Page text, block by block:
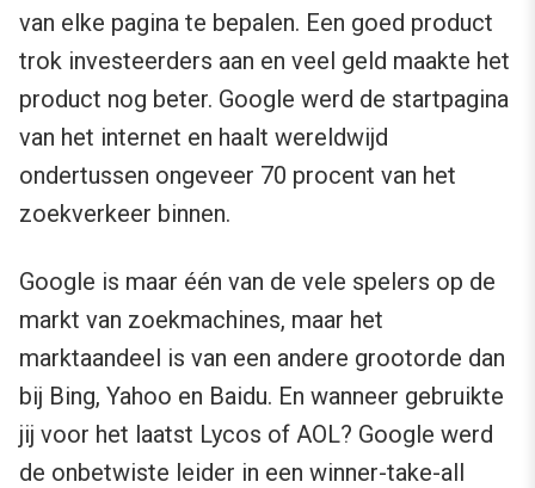
van elke pagina te bepalen. Een goed product
trok investeerders aan en veel geld maakte het
product nog beter. Google werd de startpagina
van het internet en haalt wereldwijd
ondertussen ongeveer 70 procent van het
zoekverkeer binnen.
Google is maar één van de vele spelers op de
markt van zoekmachines, maar het
marktaandeel is van een andere grootorde dan
bij Bing, Yahoo en Baidu. En wanneer gebruikte
jij voor het laatst Lycos of AOL? Google werd
de onbetwiste leider in een winner-take-all